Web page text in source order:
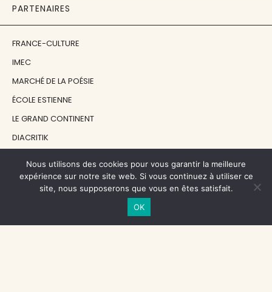
PARTENAIRES
FRANCE-CULTURE
IMEC
MARCHÉ DE LA POÉSIE
ÉCOLE ESTIENNE
LE GRAND CONTINENT
DIACRITIK
NOS SOUTIENS
CENTRE NATIONAL DU LIVRE
Nous utilisons des cookies pour vous garantir la meilleure
expérience sur notre site web. Si vous continuez à utiliser ce
site, nous supposerons que vous en êtes satisfait.
OK